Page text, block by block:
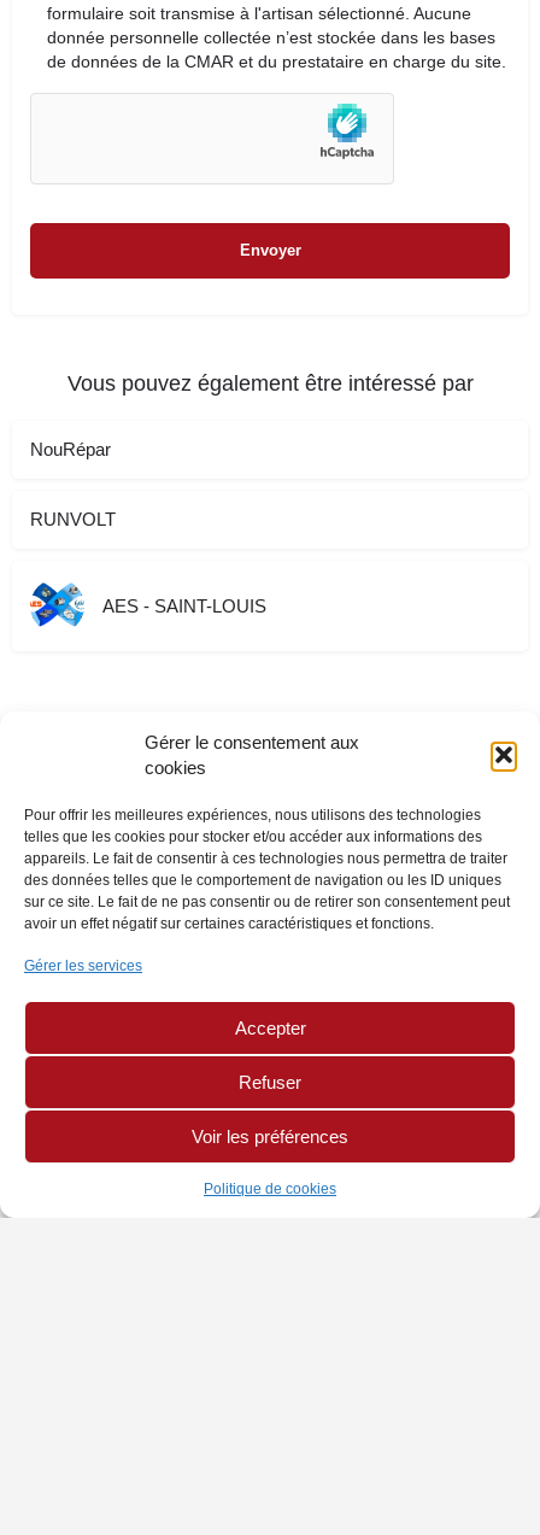
Gérer le consentement aux
cookies
Pour offrir les meilleures expériences, nous utilisons des technologies
telles que les cookies pour stocker et/ou accéder aux informations des
appareils. Le fait de consentir à ces technologies nous permettra de traiter
des données telles que le comportement de navigation ou les ID uniques
sur ce site. Le fait de ne pas consentir ou de retirer son consentement peut
avoir un effet négatif sur certaines caractéristiques et fonctions.
Gérer les services
Accepter
Refuser
Voir les préférences
Politique de cookies
formulaire soit transmise à l'artisan sélectionné. Aucune
donnée personnelle collectée n’est stockée dans les bases
de données de la CMAR et du prestataire en charge du site.
Vous pouvez également être intéressé par
NouRépar
RUNVOLT
AES - SAINT-LOUIS